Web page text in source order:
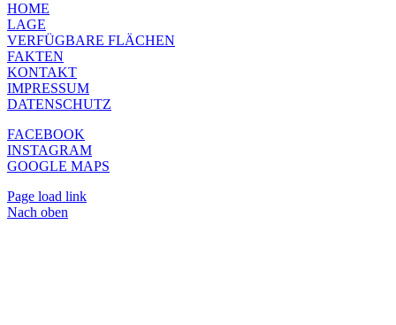
HOME
LAGE
VERFÜGBARE FLÄCHEN
FAKTEN
KONTAKT
IMPRESSUM
DATENSCHUTZ
FACEBOOK
INSTAGRAM
GOOGLE MAPS
Page load link
Nach oben